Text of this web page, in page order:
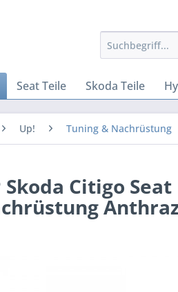
Seat Teile Skoda Teile
Up! Tuning & Nachrüstung
Skoda Citigo